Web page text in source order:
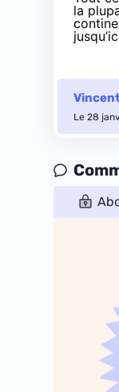
la
Le 28